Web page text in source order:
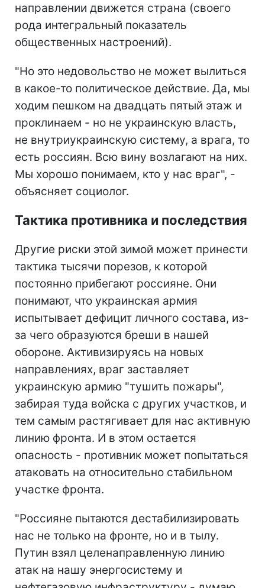
направлении движется страна (своего
рода интегральный показатель
общественных настроений).
"Но это недовольство не может вылиться
в какое-то политическое действие. Да, мы
ходим пешком на двадцать пятый этаж и
проклинаем - но не украинскую власть,
не внутриукраинскую систему, а врага, то
есть россиян. Всю вину возлагают на них.
Мы хорошо понимаем, кто у нас враг", -
объясняет социолог.
Тактика противника и последствия
Другие риски этой зимой может принести
тактика тысячи порезов, к которой
постоянно прибегают россияне. Они
понимают, что украинская армия
испытывает дефицит личного состава, из-
за чего образуются бреши в нашей
обороне. Активизируясь на новых
направлениях, враг заставляет
украинскую армию "тушить пожары",
забирая туда войска с других участков, и
тем самым растягивает для нас активную
линию фронта. И в этом остается
опасность - противник может попытаться
атаковать на относительно стабильном
участке фронта.
"Россияне пытаются дестабилизировать
нас не только на фронте, но и в тылу.
Путин взял целенаправленную линию
атак на нашу энергосистему и